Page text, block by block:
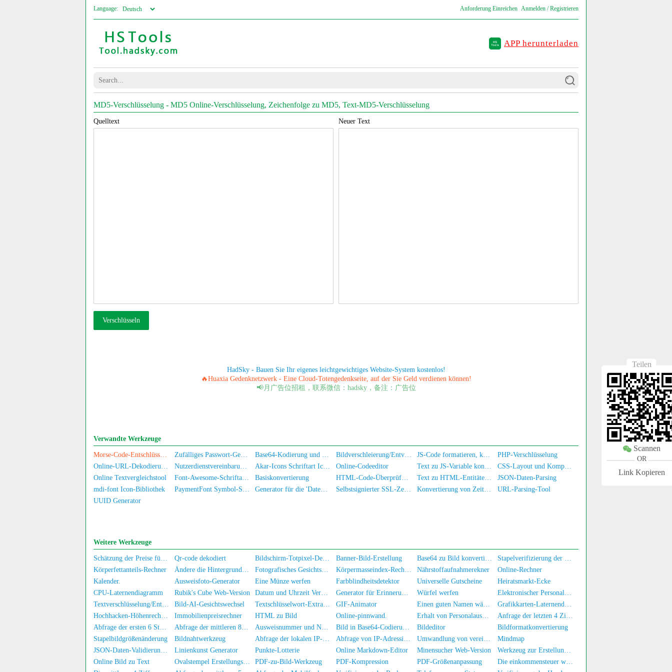
Language: Anforderung Einreichen Anmelden / Registrieren
APP herunterladen
MD5-Verschlüsselung - MD5 Online-Verschlüsselung, Zeichenfolge zu MD5, Text-MD5-Verschlüsselung
Quelltext Neuer Text
Verschlüsseln
HadSky - Bauen Sie Ihr eigenes leichtgewichtiges Website-System kostenlos!
🔥Huaxia Gedenknetzwerk - Eine Cloud-Totengedenkseite, auf der Sie Geld verdienen können!
📢月广告位招租，联系微信：hadsky，备注：广告位
Verwandte Werkzeuge
Morse-Code-Entschlüsselung Zufälliges Passwort-Generator Base64-Kodierung und -Dekodierung Bildverschleierung/Entverschleierung JS-Code formatieren, komprimieren, verschlüsseln/verwirren
PHP-Verschlüsselung
Online-URL-Dekodierung/Kodierung
Nutzerdienstvereinbarung und Datenschutzrichtlinie Akar-Icons Schriftart Icon-Bibliothek Online-Codeeditor Text zu JS-Variable konvertieren
CSS-Layout und Komprimierung
Online Textvergleichstool
Font-Awesome-Schriftarten- und Symbolbibliothek Basiskonvertierung HTML-Code-Überprüfung Text zu HTML-Entitäten konvertieren
JSON-Daten-Parsing
mdi-font Icon-Bibliothek
PaymentFont Symbol-Schriftarten Bibliothek Generator für die 'Datenschutzrichtlinie' einer App Selbstsignierter SSL-Zertifikat-Generator Konvertierung von Zeitstempel zu Datum/Uhrzeit
URL-Parsing-Tool
UUID Generator
Weitere Werkzeuge
Schätzung der Preise für gebrauchte Computers/Handys Qr-code dekodiert Bildschirm-Totpixel-Detektor Banner-Bild-Erstellung Base64 zu Bild konvertieren
Stapelverifizierung der Real-Name-Authentifizierung für Mobilnummern/Ausweiskarten
Körperfettanteils-Rechner
Ändere die Hintergrundfarbe des Fotos Fotografisches Gesichtsverschleierungstool Körpermasseindex-Rechner Nährstoffaufnahmerekner
Online-Rechner
Kalender.
Ausweisfoto-Generator Eine Münze werfen Farbblindheitsdetektor Universelle Gutscheine
Heiratsmarkt-Ecke
CPU-Laternendiagramm
Rubik's Cube Web-Version Datum und Uhrzeit Vergleicher Generator für Erinnerungsporträts Würfel werfen
Elektronischer Personalausweis
Textverschlüsselung/Entschlüsselung
Bild-AI-Gesichtswechsel Textschlüsselwort-Extraktor GIF-Animator Einen guten Namen wählen
Grafikkarten-Laternendiagramm
Hochhacken-Höhenrechner
Immobilienpreisrechner HTML zu Bild Online-pinnwand. Erhalt von Personalausweisinformationen
Anfrage der letzten 4 Ziffern des Personalausweises
Abfrage der ersten 6 Stellen der Personalausweiskennung
Abfrage der mittleren 8 Stellen eines Personalausweises Ausweisnummer und Namen überprüfen Bild in Base64-Codierung konvertieren Bildeditor
Bildformatkonvertierung
Stapelbildgrößenänderung
Bildnahtwerkzeug Abfrage der lokalen IP-Adresse Abfrage von IP-Adressinformationen Umwandlung von vereinfachtem zu traditionellem Chinesisch
Mindmap
JSON-Daten-Validierungstool
Linienkunst Generator Punkte-Lotterie Online Markdown-Editor Minensucher Web-Version
Werkzeug zur Erstellung von Namensstempeln
Online Bild zu Text
Ovalstempel Erstellungswerkzeug PDF-zu-Bild-Werkzeug PDF-Kompression PDF-Größenanpassung
Die einkommensteuer wird online berechnet
Teilen
Scannen
OR
Link Kopieren